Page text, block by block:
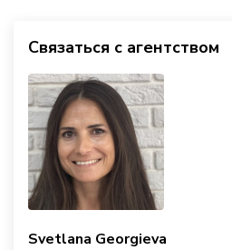
Связаться с агентством
Svetlana Georgieva